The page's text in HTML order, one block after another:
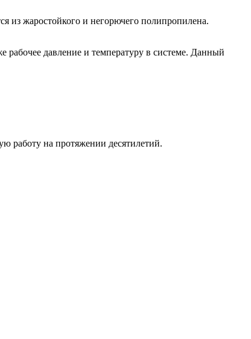
из жаростойкого и негорючего полипропилена.
рабочее давление и температуру в системе. Данный
работу на протяжении десятилетий.